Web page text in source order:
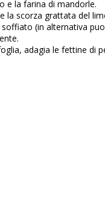
e la farina di mandorle.
la scorza grattata del
(in alternativa
adagia le fettine di